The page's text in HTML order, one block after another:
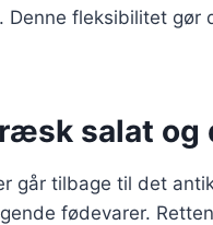
Denne fleksibilitet
salat og
går tilbage til det
fødevarer.